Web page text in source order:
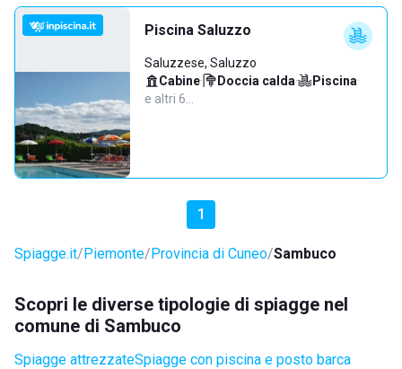
Piscina Saluzzo
Saluzzese, Saluzzo
Cabine· Doccia calda· Piscina·
e altri 6…
1
Spiagge.it Piemonte Provincia di Cuneo Sambuco
Scopri le diverse tipologie di spiagge nel
comune di Sambuco
Spiagge attrezzateSpiagge con piscina e posto barca